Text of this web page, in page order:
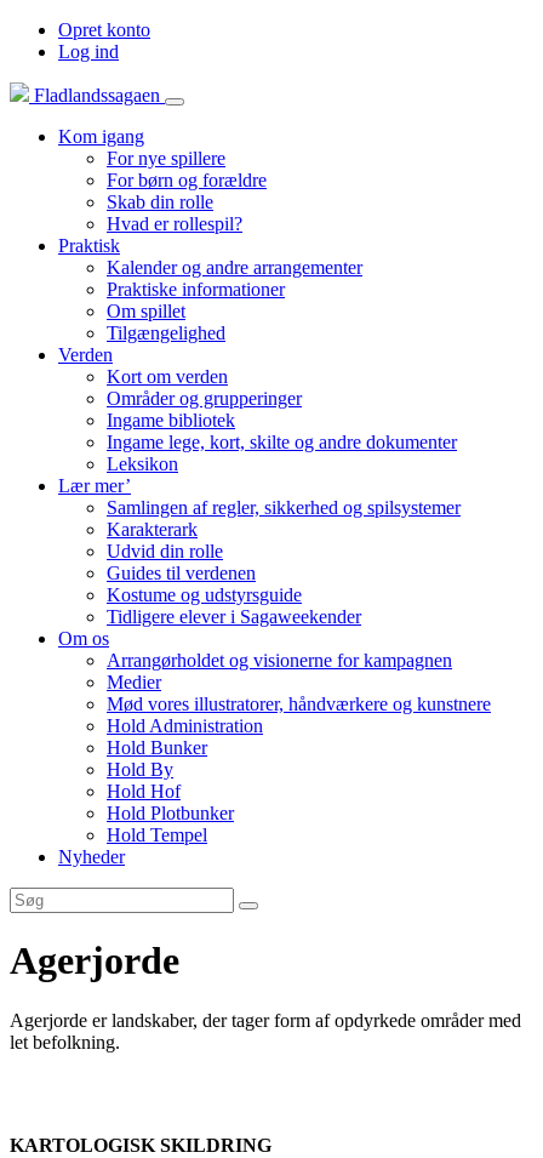
Opret konto
Log ind
Fladlandssagaen
Kom igang
For nye spillere
For børn og forældre
Skab din rolle
Hvad er rollespil?
Praktisk
Kalender og andre arrangementer
Praktiske informationer
Om spillet
Tilgængelighed
Verden
Kort om verden
Områder og grupperinger
Ingame bibliotek
Ingame lege, kort, skilte og andre dokumenter
Leksikon
Lær mer’
Samlingen af regler, sikkerhed og spilsystemer
Karakterark
Udvid din rolle
Guides til verdenen
Kostume og udstyrsguide
Tidligere elever i Sagaweekender
Om os
Arrangørholdet og visionerne for kampagnen
Medier
Mød vores illustratorer, håndværkere og kunstnere
Hold Administration
Hold Bunker
Hold By
Hold Hof
Hold Plotbunker
Hold Tempel
Nyheder
Agerjorde
Agerjorde er landskaber, der tager form af opdyrkede områder med
let befolkning.
KARTOLOGISK SKILDRING